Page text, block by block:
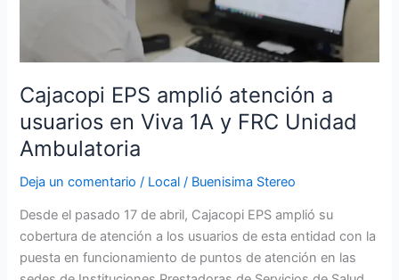
Cajacopi EPS amplió atención a
usuarios en Viva 1A y FRC Unidad
Ambulatoria
Deja un comentario / Local / Buenisima Stereo
Desde el pasado 17 de abril, Cajacopi EPS amplió su
cobertura de atención a los usuarios de esta entidad con la
puesta en funcionamiento de puntos de atención en las
y
FRC
Unidad
Ambulatoria